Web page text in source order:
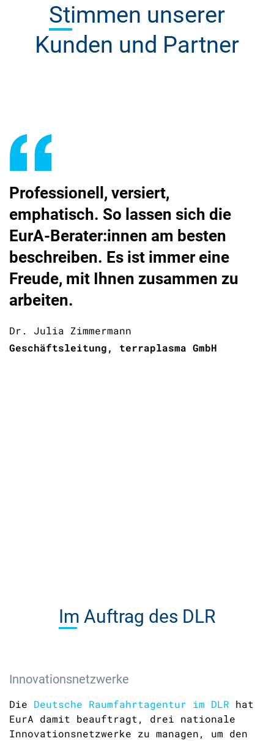
Stimmen unserer
Kunden und Partner
Professionell, versiert,
emphatisch. So lassen sich die
EurA-Berater:innen am besten
beschreiben. Es ist immer eine
Freude, mit Ihnen zusammen zu
arbeiten.
Dr. Julia Zimmermann
Geschäftsleitung, terraplasma GmbH
Im Auftrag des DLR
Innovationsnetzwerke
Die Deutsche Raumfahrtagentur im DLR hat
EurA damit beauftragt, drei nationale
Innovations­netzwerke zu managen, um den